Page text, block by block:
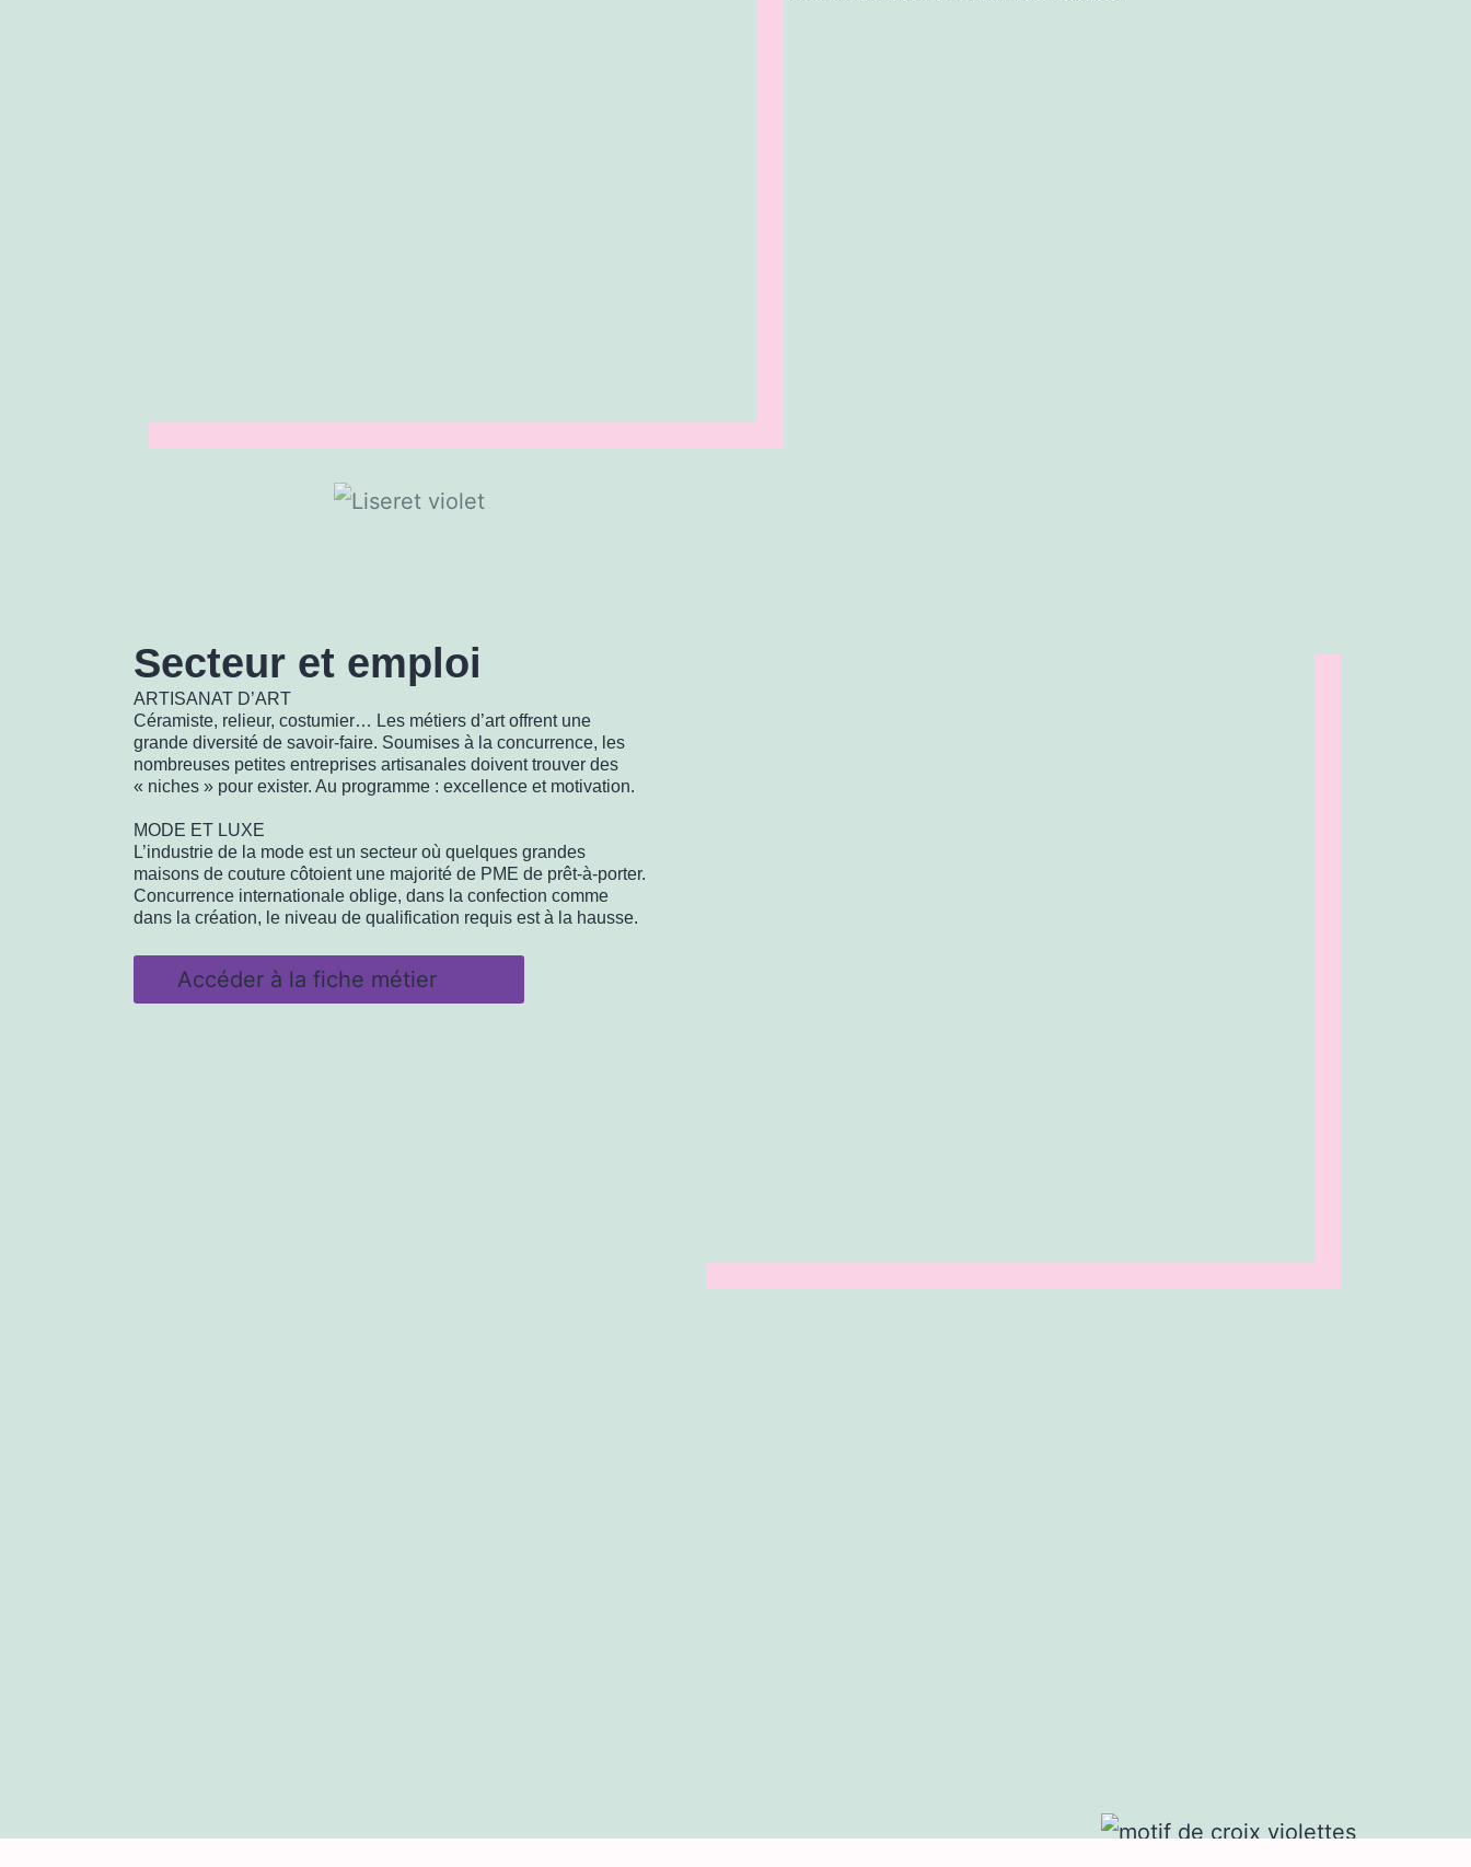
Secteur et emploi
ARTISANAT D’ART
Céramiste, relieur, costumier… Les métiers d’art offrent une
grande diversité de savoir-faire. Soumises à la concurrence, les
nombreuses petites entreprises artisanales doivent trouver des
« niches » pour exister. Au programme : excellence et motivation.
MODE ET LUXE
L’industrie de la mode est un secteur où quelques grandes
maisons de couture côtoient une majorité de PME de prêt-à-porter.
Concurrence internationale oblige, dans la confection comme
dans la création, le niveau de qualification requis est à la hausse.
Accéder à la fiche métier